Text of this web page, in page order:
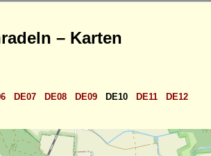
– Karten
DE07 DE08 DE09 DE10 DE11 DE12